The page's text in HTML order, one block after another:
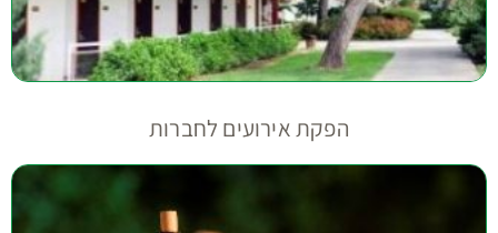
הפקת אירועים לחברות